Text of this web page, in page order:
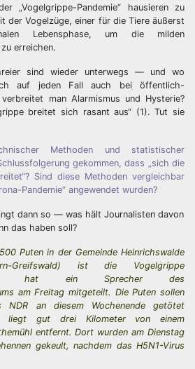
„Vogelgrippe-Pandemie“ hausieren zu
der Vogelzüge, einer für die Tiere äußerst
Lebensphase, um die milden
erreichen.
sind wieder unterwegs — und wo
auf jeden Fall auch bei öffentlich-
man Alarmismus und Hysterie?
breitet sich rasant aus“ (1). Tut sie
Methoden und statistischer
gekommen, dass „sich die
Sind diese Methoden vergleichbar
Pandemie“ angewendet wurden?
dann so — was hält Journalisten davon
das haben soll?
Puten in der Gemeinde Heinrichswalde
Greifswald) ist die Vogelgrippe
hat ein Sprecher des
am Freitag mitgeteilt. Die Puten sollen
NDR an diesem Wochenende getötet
liegt gut drei Kilometer von einem
entfernt. Dort wurden am Dienstag
gekeult, nachdem das H5N1-Virus